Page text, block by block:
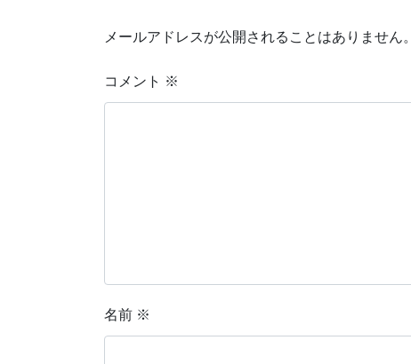
メールアドレスが公開されることはありません。
コメント ※
名前 ※